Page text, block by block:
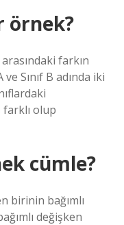
örnek?
farkın
ve Sınıf B adında iki
olup
cümle?
birinin bağımlı
değişken